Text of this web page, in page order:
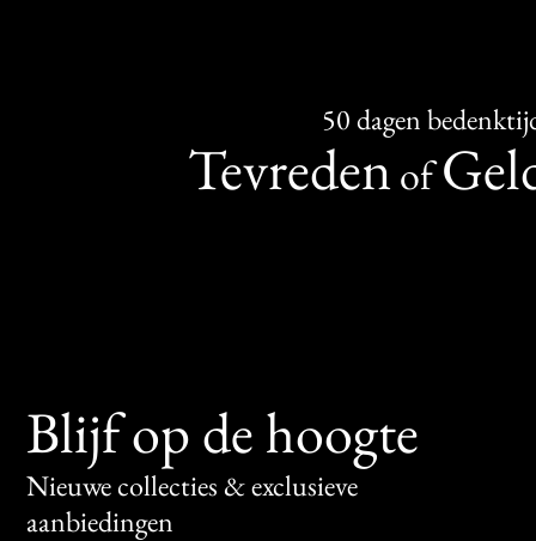
50 dagen
Tevredenof
Blijf op de hoogte
Nieuwe collecties & exclusieve
aanbiedingen